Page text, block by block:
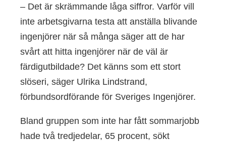
– Det är skrämmande låga siffror. Varför vill
inte arbetsgivarna testa att anställa blivande
ingenjörer när så många säger att de har
svårt att hitta ingenjörer när de väl är
färdigutbildade? Det känns som ett stort
slöseri, säger Ulrika Lindstrand,
förbundsordförande för Sveriges Ingenjörer.
Bland gruppen som inte har fått sommarjobb
hade två tredjedelar, 65 procent, sökt